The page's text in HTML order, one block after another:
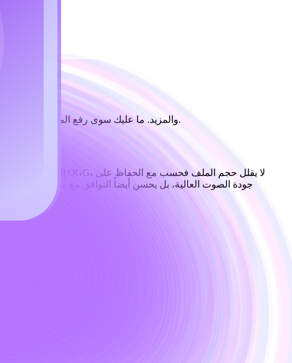
معالجة ملفاتك الصوتية بسهولة عبر الإنترنت، مع دعم صيغ متعددة تشمل MP3 وOGG وWAV وAAC والمزيد. ما عليك سوى رفع الملف الصوتي لإتمام التحويل مجاناً واستخدامه فوراً.
جودة الصوت العالية، بل يحسن أيضاً التوافق مع مشغلات